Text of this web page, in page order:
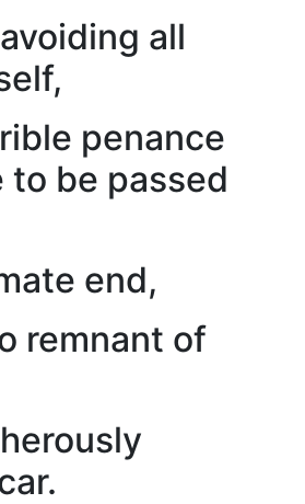
all
penance
to be passed
end,
remnant of